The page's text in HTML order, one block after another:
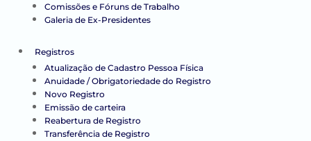
Comissões e Fóruns de Trabalho
Galeria de Ex-Presidentes
Registros
Atualização de Cadastro Pessoa Física
Anuidade / Obrigatoriedade do Registro
Novo Registro
Emissão de carteira
Reabertura de Registro
Transferência de Registro